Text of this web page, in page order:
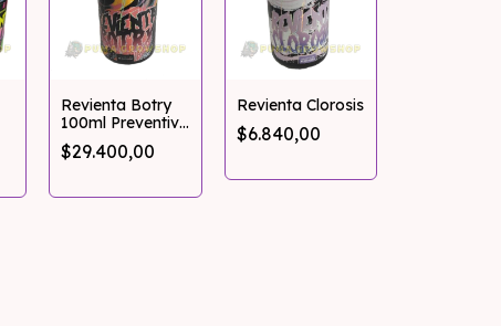
Revienta Botry
100ml Preventivo
Botritis
$29.400,00
Revienta Clorosis
$6.840,00